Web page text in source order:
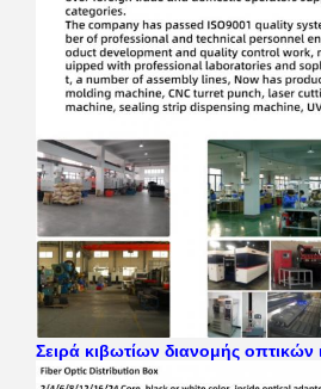
Σειρά κιβωτίων διανομής